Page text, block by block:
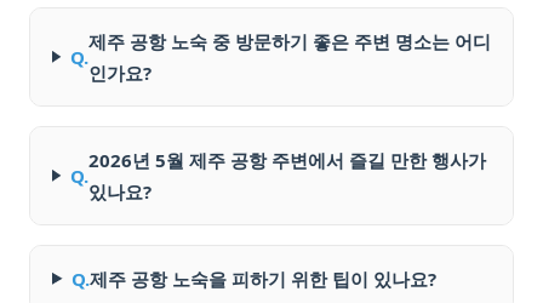
Q.
제주 공항 노숙 중 방문하기 좋은 주변 명소는 어디
인가요?
Q.
2026년 5월 제주 공항 주변에서 즐길 만한 행사가
있나요?
Q.제주 공항 노숙을 피하기 위한 팁이 있나요?